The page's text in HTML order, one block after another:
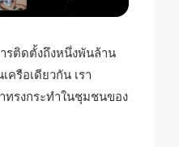
รติดตั้งถึงหนึ่งพันล้าน
รือเดียวกัน เรา
ทรงกระทำในชุมชนของ